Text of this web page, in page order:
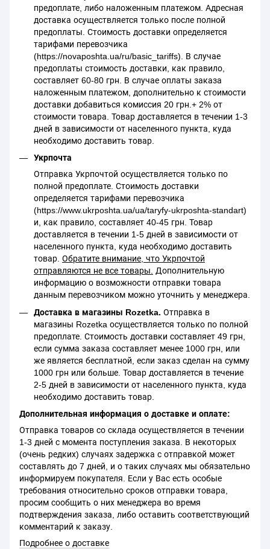
предоплате, либо наложенным платежом. Адресная
доставка осуществляется только после полной
предоплаты. Стоимость доставки определяется
тарифами перевозчика
(https://novaposhta.ua/ru/basic_tariffs). В случае
предоплаты стоимость доставки, как правило,
составляет 60-80 грн. В случае оплаты заказа
наложенным платежом, дополнительно к стоимости
доставки добавиться комиссия 20 грн.+ 2% от
стоимости товара. Товар доставляется в течении 1-3
дней в зависимости от населенного пункта, куда
необходимо доставить товар.
Укрпочта
Отправка Укрпочтой осуществляется только по
полной предоплате. Стоимость доставки
определяется тарифами перевозчика
(https://www.ukrposhta.ua/ua/taryfy-ukrposhta-standart)
и, как правило, составляет 40-45 грн. Товар
доставляется в течении 1-5 дней в зависимости от
населенного пункта, куда необходимо доставить
товар. Обратите внимание, что Укрпочтой
отправляются не все товары. Дополнительную
информацию о возможности отправки товара
данным перевозчиком можно уточнить у менеджера.
Доставка в магазины Rozetka. Отправка в
магазины Rozetka осуществляется только по полной
предоплате. Стоимость доставки составляет 49 грн,
если сумма заказа составляет менее 1000 грн, или
же является бесплатной, если заказ сделан на сумму
1000 грн или больше. Товар доставляется в течение
2-5 дней в зависимости от населенного пункта, куда
необходимо доставить товар.
Дополнительная информация о доставке и оплате:
Отправка товаров со склада осуществляется в течении
1-3 дней с момента поступления заказа. В некоторых
(очень редких) случаях задержка с отправкой может
составлять до 7 дней, и о таких случаях мы обязательно
информируем покупателя. Если у Вас есть особые
требования относительно сроков отправки товара,
просим сообщить о них менеджера во время
подтверждения заказа, либо оставить соответствующий
комментарий к заказу.
Подробнее о доставке